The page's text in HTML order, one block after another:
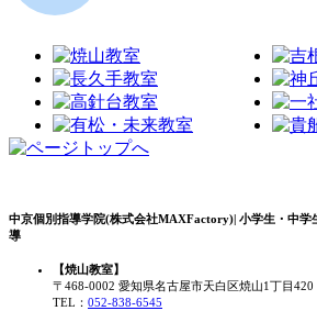
中京個別指導学院(株式会社MAXFactory)| 小学生・中学
導
【焼山教室】
〒468-0002 愛知県名古屋市天白区焼山1丁目420
TEL： 052-838-6545